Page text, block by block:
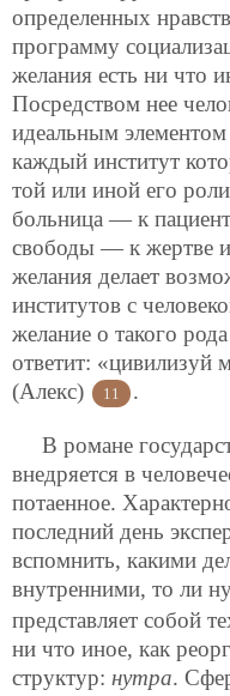
определенных
программу
желания есть ни что
Посредством нее
идеальным
каждый институт
той или иной его
больница — к
свободы — к жертве
желания делает
институтов с
желание о такого
ответит: «цивилизуй
(Алекс)
11 .
В романе
внедряется в
потаенное.
последний день
вспомнить, какими
внутренними, то ли
представляет собой
ни что иное, как
структур: нутра.